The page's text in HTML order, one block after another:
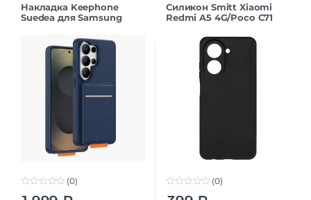
Накладка Keephone
Suedea для Samsung
(0)
Силикон Smitt Xiaomi
Redmi A5 4G/Poco C71
(0)